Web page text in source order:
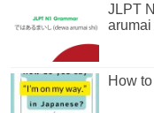
JLPT
How